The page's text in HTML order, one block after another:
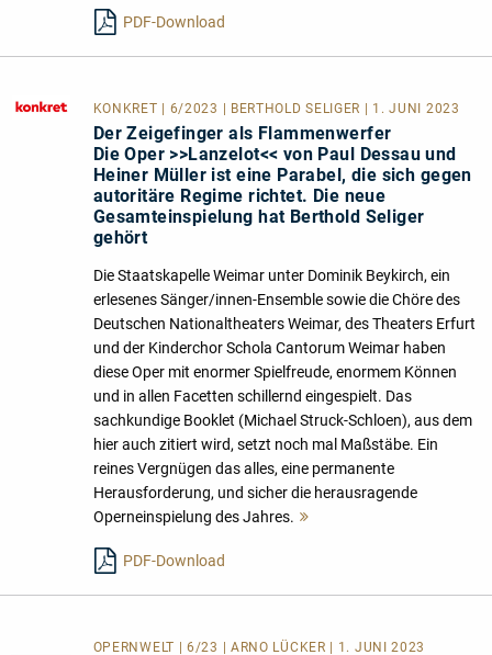
PDF-Download
KONKRET | 6/2023 | BERTHOLD SELIGER | 1. JUNI 2023
Der Zeigefinger als Flammenwerfer
Die Oper >>Lanzelot<< von Paul Dessau und
Heiner Müller ist eine Parabel, die sich gegen
autoritäre Regime richtet. Die neue
Gesamteinspielung hat Berthold Seliger
gehört
Die Staatskapelle Weimar unter Dominik Beykirch, ein
erlesenes Sänger/innen-Ensemble sowie die Chöre des
Deutschen Nationaltheaters Weimar, des Theaters Erfurt
und der Kinderchor Schola Cantorum Weimar haben
diese Oper mit enormer Spielfreude, enormem Können
und in allen Facetten schillernd eingespielt. Das
sachkundige Booklet (Michael Struck-Schloen), aus dem
hier auch zitiert wird, setzt noch mal Maßstäbe. Ein
reines Vergnügen das alles, eine permanente
Herausforderung, und sicher die herausragende
Operneinspielung des Jahres.
PDF-Download
OPERNWELT | 6/23 | ARNO LÜCKER | 1. JUNI 2023